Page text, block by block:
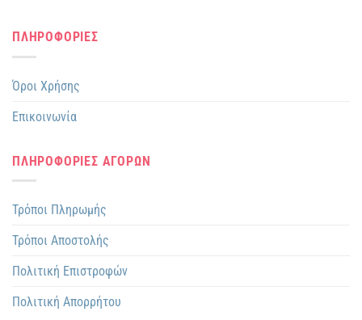
ΠΛΗΡΟΦΟΡΙΕΣ
Όροι Χρήσης
Επικοινωνία
ΠΛΗΡΟΦΟΡΙΕΣ ΑΓΟΡΩΝ
Τρόποι Πληρωμής
Τρόποι Αποστολής
Πολιτική Επιστροφών
Πολιτική Απορρήτου